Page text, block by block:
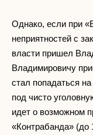
Однако, если при
неприятностей с
власти пришел
Владимировичу
стал попадаться
под чисто
идет о возможном
«Контрабанда» (до